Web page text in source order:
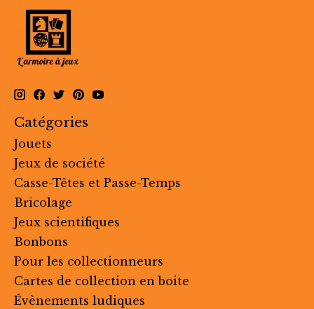
Catégories
Jouets
Jeux de société
Casse-Têtes et Passe-Temps
Bricolage
Jeux scientifiques
Bonbons
Pour les collectionneurs
Cartes de collection en boite
Évènements ludiques